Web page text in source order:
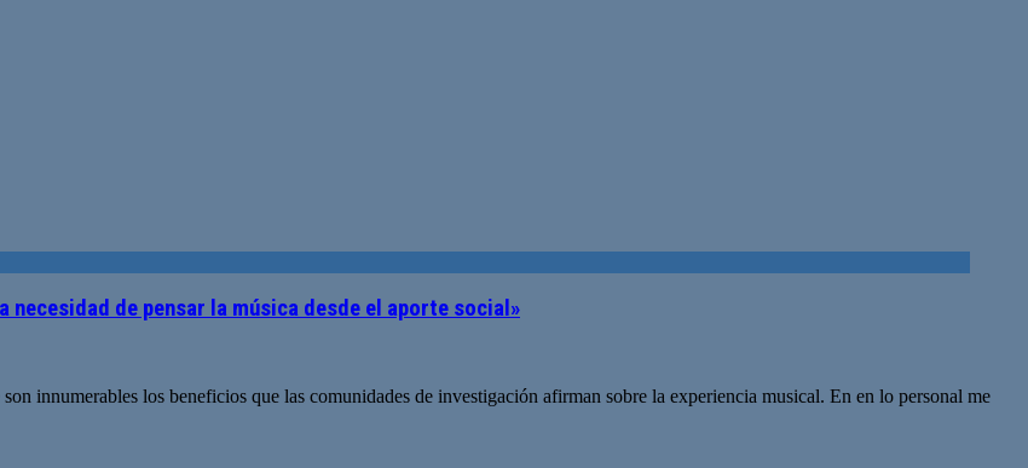
necesidad de pensar la música desde el aporte social»
innumerables los beneficios que las comunidades de investigación afirman sobre la experiencia musical. En en lo personal me